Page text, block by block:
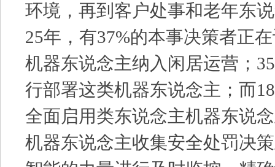
环境，再到客户处事和老年东
25年，有37%的本事决策者正
机器东说念主纳入闲居运营；
行部署这类机器东说念主；而
全面启用类东说念主机器东说
机器东说念主收集安全处罚决